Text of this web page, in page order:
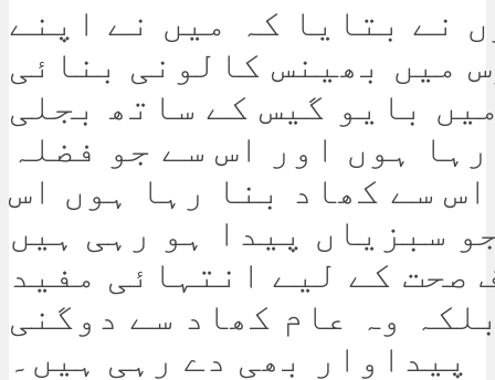
نے بتایا کہ میں نے اپنے
میں بھینس کالونی بنائی
بایو گیس کے ساتھ بجلی
ہوں اور اس سے جو فضلہ
سے کھاد بنا رہا ہوں اس
سبزیاں پیدا ہو رہی ہیں
صحت کے لیے انتہائی مفید
وہ عام کھاد سے دوگنی
پیداوار بھی دے رہی ہیں۔